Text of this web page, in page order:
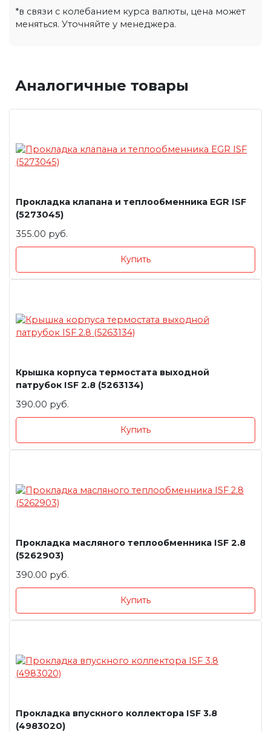
*в связи с колебанием курса валюты, цена может
меняться. Уточняйте у менеджера.
Аналогичные товары
Прокладка клапана и теплообменника EGR ISF
(5273045)
355.00 руб.
Купить
Крышка корпуса термостата выходной
патрубок ISF 2.8 (5263134)
390.00 руб.
Купить
Прокладка масляного теплообменника ISF 2.8
(5262903)
390.00 руб.
Купить
Прокладка впускного коллектора ISF 3.8
(4983020)